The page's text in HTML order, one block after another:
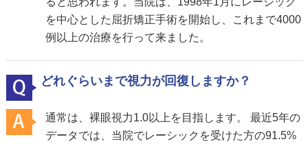
を中心とした屈折矯正手術を開始し、これまで4000
例以上の治療を行って来ました。
どれぐらいまで視力が回復しますか？
通常は、裸眼視力1.0以上を目指します。 最近5年の
データでは、当院でレーシックを受けた方の91.5%